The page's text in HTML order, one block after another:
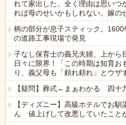
れて家出した。全く理由は思いつ
れば母のせいかもしれない。嫁
柄の部分が息子スティック。
の道路工事現場で発見
子なし保育士の義兄夫婦、上から
日々に限界！「この時期は知育お
り、義父母も「頼れ頼れ」とウザ
【疑問】葬式←まぁわかる 四十
【ディズニー】高級ホテルでお
ん 値上げして改悪していたこと